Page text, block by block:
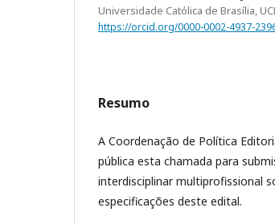
Universidade Católica de Brasília,
https://orcid.org/0000-0002-4937-
Resumo
A Coordenação de Política
pública esta chamada para
interdisciplinar multiprofissional
especificações deste edital.